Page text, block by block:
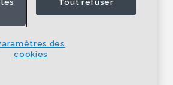
Tout refuser
des
cookies